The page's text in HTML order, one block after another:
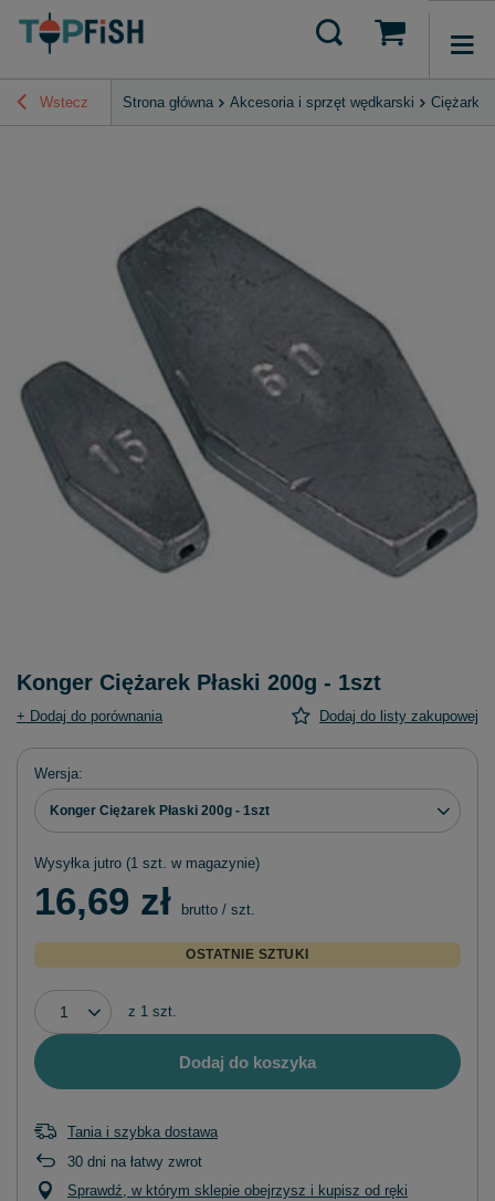
Wstecz Strona główna Akcesoria i sprzęt wędkarski Ciężarki
Konger Ciężarek Płaski 200g - 1szt
+ Dodaj do porównania Dodaj do listy zakupowej
Wersja
Konger Ciężarek Płaski 200g - 1szt
Wysyłka jutro (1 szt. w magazynie)
16,69 zł brutto / szt.
OSTATNIE SZTUKI
z 1 szt.
Dodaj do koszyka
Tania i szybka dostawa
30 dni na łatwy zwrot
Sprawdź, w którym sklepie obejrzysz i kupisz od ręki